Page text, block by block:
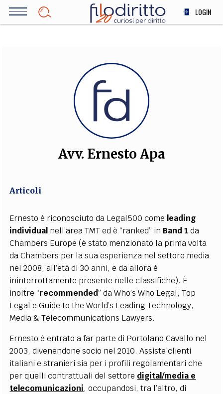
Salta
LOGIN
SOCIETÀ
MEDICINA
SCIENZA
STORIA E FILOSOFIA
INNOVAZIONE
ALTRO
FILODIRITTO
EXTRA
CODICI RUBRICHE LIBRI PROCEEDINGS PUBBLICITÀ CONTATTI
SOCIAL MEDIA
Avv. Ernesto Apa
Articoli
Ernesto è riconosciuto da Legal500 come leading
individual nell’area TMT ed è “ranked” in Band 1 da
Chambers Europe (è stato menzionato la prima volta
da Chambers per la sua esperienza nel settore media
nel 2008, all’età di 30 anni, e da allora è
ininterrottamente presente nelle classifiche). È
inoltre “recommended” da Who’s Who Legal, Top
Legal e Guide to the World’s Leading Technology,
Media & Telecommunications Lawyers.
Ernesto è entrato a far parte di Portolano Cavallo nel
2003, divenendone socio nel 2010. Assiste clienti
italiani e stranieri sia per i profili regolamentari che
per quelli contrattuali del settore digital/media e
telecomunicazioni, occupandosi, tra l’altro, di